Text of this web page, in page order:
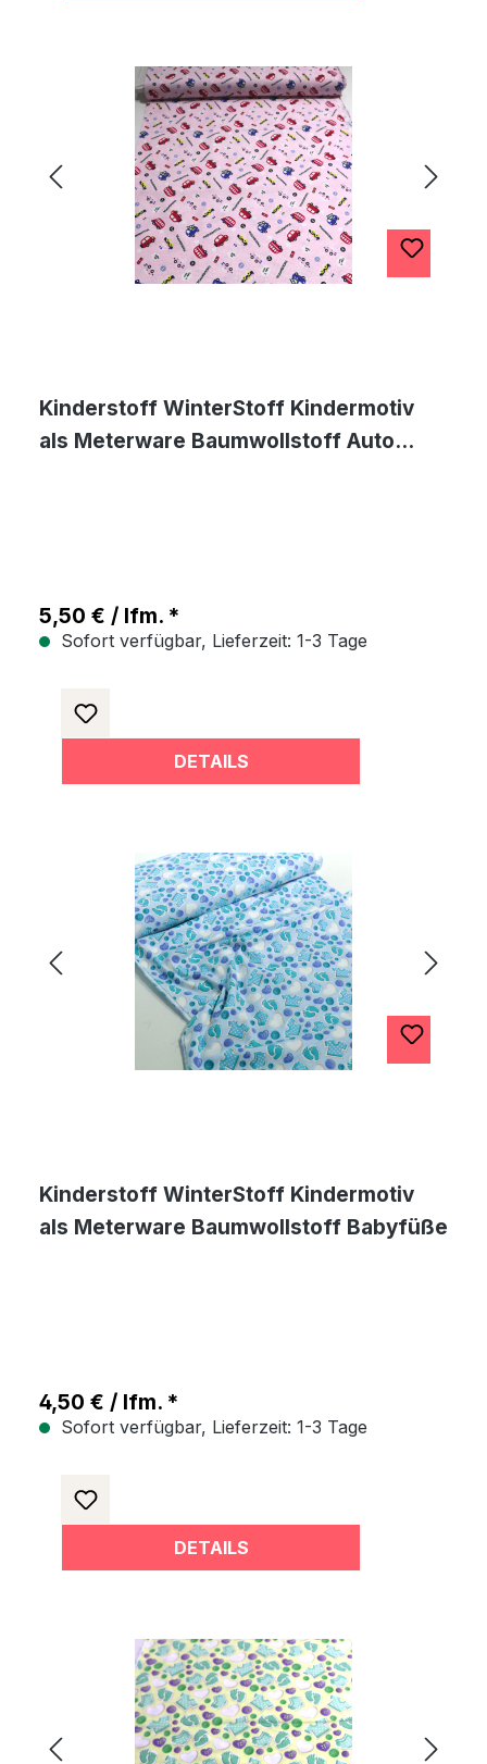
Kinderstoff WinterStoff Kindermotiv
als Meterware Baumwollstoff Auto
5,50 € / lfm. *
Sofort verfügbar, Lieferzeit: 1-3 Tage
DETAILS
Kinderstoff WinterStoff Kindermotiv
als Meterware Baumwollstoff Babyfüße
4,50 € / lfm. *
Sofort verfügbar, Lieferzeit: 1-3 Tage
DETAILS